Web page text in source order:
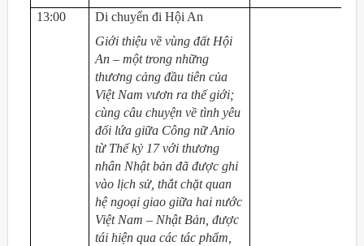
13:00
Di chuyển đi Hội An
Giới thiệu về vùng đất Hội
An – một trong những
thương cảng đầu tiên của
Việt Nam vươn ra thế giới;
cùng câu chuyện về tình yêu
đối lứa giữa Công nữ Anio
từ Thế kỷ 17 với thương
nhân Nhật bản đã được ghi
vào lịch sử, thắt chặt quan
hệ ngoại giao giữa hai nước
Việt Nam – Nhật Bản, được
tái hiện qua các tác phẩm,